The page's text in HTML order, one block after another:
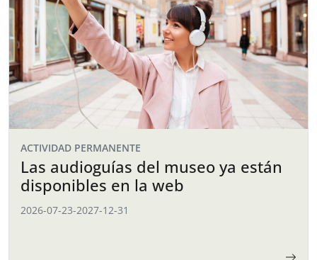
ACTIVIDAD PERMANENTE
Las audioguías del museo ya están
disponibles en la web
2026-07-23-2027-12-31